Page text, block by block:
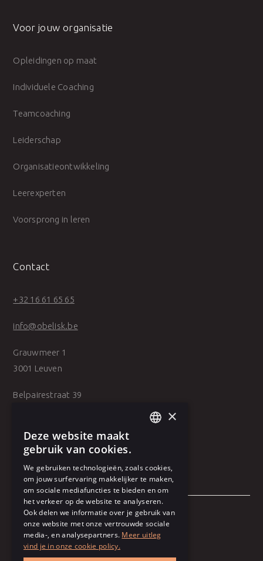
Voor jouw organisatie
Opleidingen op maat
Individuele Coaching
Teamcoaching
Leiderschap
Organisatieontwikkeling
Leerexperten
Voorsprong in leren
Contact
+32 16 61 65 65
info@obelisk.be
Grauwmeer 1
3001 Leuven
Belpairestraat 39
Algemene voorwaarden
Gebruiksvoorwaarden
FRENCH
×
Deze website maakt
gebruik van cookies.
We gebruiken technologieën, zoals cookies,
om jouw surfervaring makkelijker te maken,
om sociale mediafuncties te bieden en om
het verkeer op de website te analyseren.
Ook delen we informatie over je gebruik van
onze website met onze vertrouwde sociale
media-, en analysepartners. Meer uitleg
vind je in onze cookie policy.